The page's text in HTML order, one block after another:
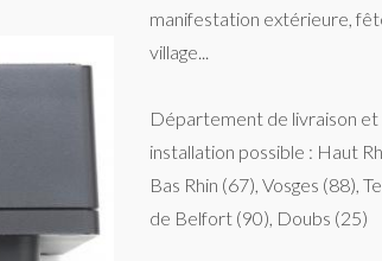
manifestation extérieure,
village...
Département de livraison et
installation possible : Haut
Bas Rhin (67), Vosges (88),
de Belfort (90), Doubs (25)